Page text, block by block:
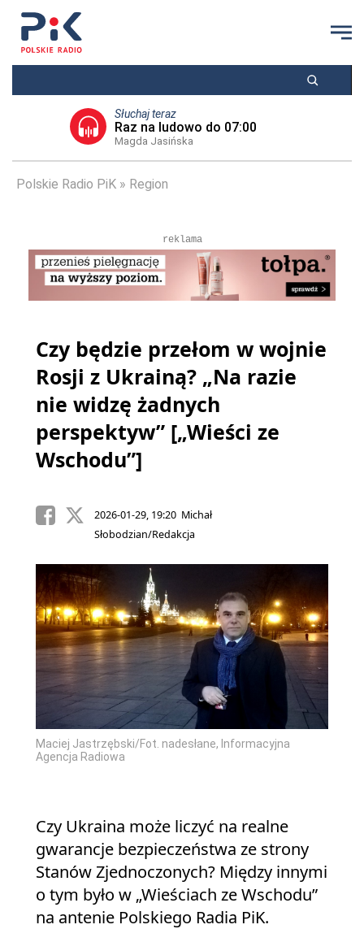
Słuchaj teraz
Raz na ludowo do 07:00
Magda Jasińska
Polskie Radio PiK Region
reklama
Czy będzie przełom w wojnie
Rosji z Ukrainą? „Na razie
nie widzę żadnych
perspektyw” [„Wieści ze
Wschodu”]
2026-01-29, 19:20 Michał
Słobodzian/Redakcja
Maciej Jastrzębski/Fot. nadesłane, Informacyjna
Agencja Radiowa
Czy Ukraina może liczyć na realne
gwarancje bezpieczeństwa ze strony
Stanów Zjednoczonych? Między innymi
o tym było w „Wieściach ze Wschodu”
na antenie Polskiego Radia PiK.